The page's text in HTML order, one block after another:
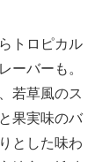
トロピカル
ーバーも。
若草風のス
果実味のバ
とした味わ